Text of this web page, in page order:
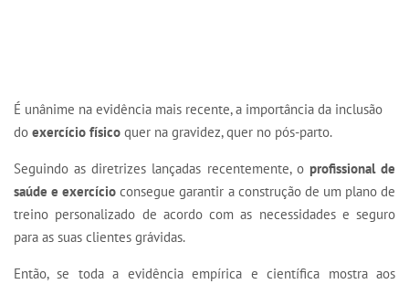
É unânime na evidência mais recente, a importância da inclusão
do exercício físico quer na gravidez, quer no pós-parto.
Seguindo as diretrizes lançadas recentemente, o profissional de
saúde e exercício consegue garantir a construção de um plano de
treino personalizado de acordo com as necessidades e seguro
para as suas clientes grávidas.
Então, se toda a evidência empírica e científica mostra aos